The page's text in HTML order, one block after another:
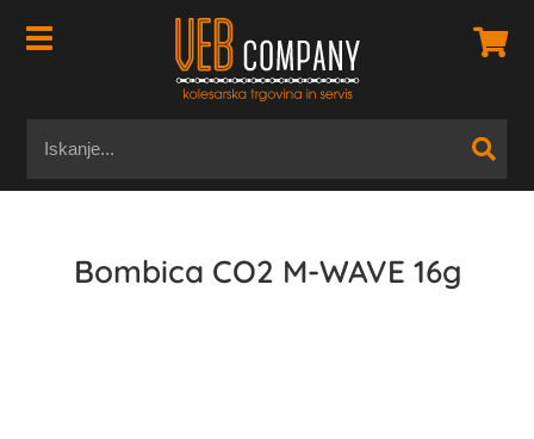
Bombica CO2 M-WAVE 16g